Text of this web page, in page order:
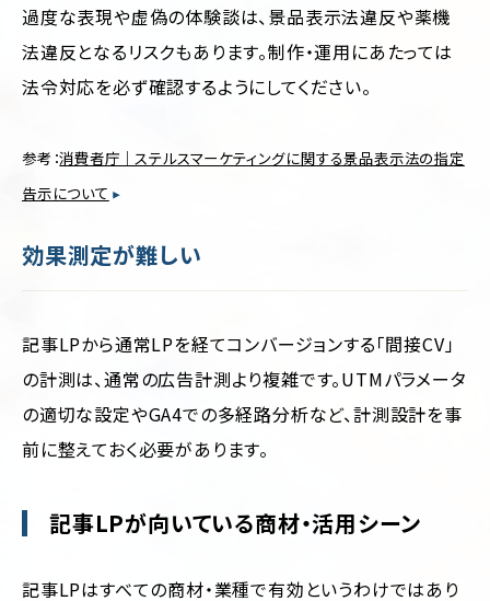
過度な表現や虚偽の体験談は、景品表示法違反や薬機
法違反となるリスクもあります。制作・運用にあたっては
法令対応を必ず確認するようにしてください。
参考：消費者庁｜ステルスマーケティングに関する景品表示法の指定
告示について
効果測定が難しい
記事LPから通常LPを経てコンバージョンする「間接CV」
の計測は、通常の広告計測より複雑です。UTMパラメータ
の適切な設定やGA4での多経路分析など、計測設計を事
前に整えておく必要があります。
記事LPが向いている商材・活用シーン
記事LPはすべての商材・業種で有効というわけではあり